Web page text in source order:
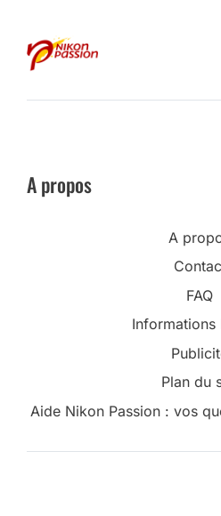
A propos
A
FAQ
Informations
Plan du
Aide Nikon Passion : vos